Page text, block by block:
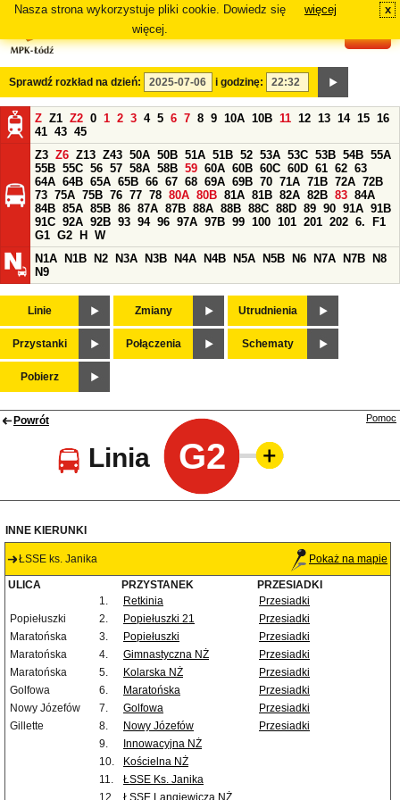
Nasza strona wykorzystuje pliki cookie. Dowiedz się
więcej.
więcej x
Sprawdź rozkład na dzień: i godzinę:
Z Z1 Z2 0 1 2 3 4 5 6 7 8 9 10A 10B 11 12 13 14 15 16
41 43 45
Z3 Z6 Z13 Z43 50A 50B 51A 51B 52 53A 53C 53B 54B 55A
55B 55C 56 57 58A 58B 59 60A 60B 60C 60D 61 62 63
64A 64B 65A 65B 66 67 68 69A 69B 70 71A 71B 72A 72B
73 75A 75B 76 77 78 80A 80B 81A 81B 82A 82B 83 84A
84B 85A 85B 86 87A 87B 88A 88B 88C 88D 89 90 91A 91B
91C 92A 92B 93 94 96 97A 97B 99 100 101 201 202 6.
F1
G1 G2 H
W
N1A
N1B N2 N3A N3B N4A N4B N5A N5B N6 N7A N7B
N8
N9
Linie Zmiany Utrudnienia
Przystanki Połączenia Schematy
Pobierz
Powrót
Linia G2
Pomoc
INNE KIERUNKI
ŁSSE ks. Janika Pokaż na mapie
ULICA PRZYSTANEK
PRZESIADKI
1.
Retkinia
Przesiadki
Popiełuszki
2. Popiełuszki 21
Przesiadki
Maratońska
3. Popiełuszki
Przesiadki
Maratońska
4. Gimnastyczna NŻ
Przesiadki
Maratońska
5. Kolarska NŻ
Przesiadki
Golfowa
6. Maratońska
Przesiadki
Nowy Józefów
7. Golfowa
Przesiadki
Gillette
8. Nowy Józefów
Przesiadki
9.
Innowacyjna NŻ
10.
Kościelna NŻ
11.
ŁSSE Ks. Janika
12.
ŁSSE Langiewicza NŻ